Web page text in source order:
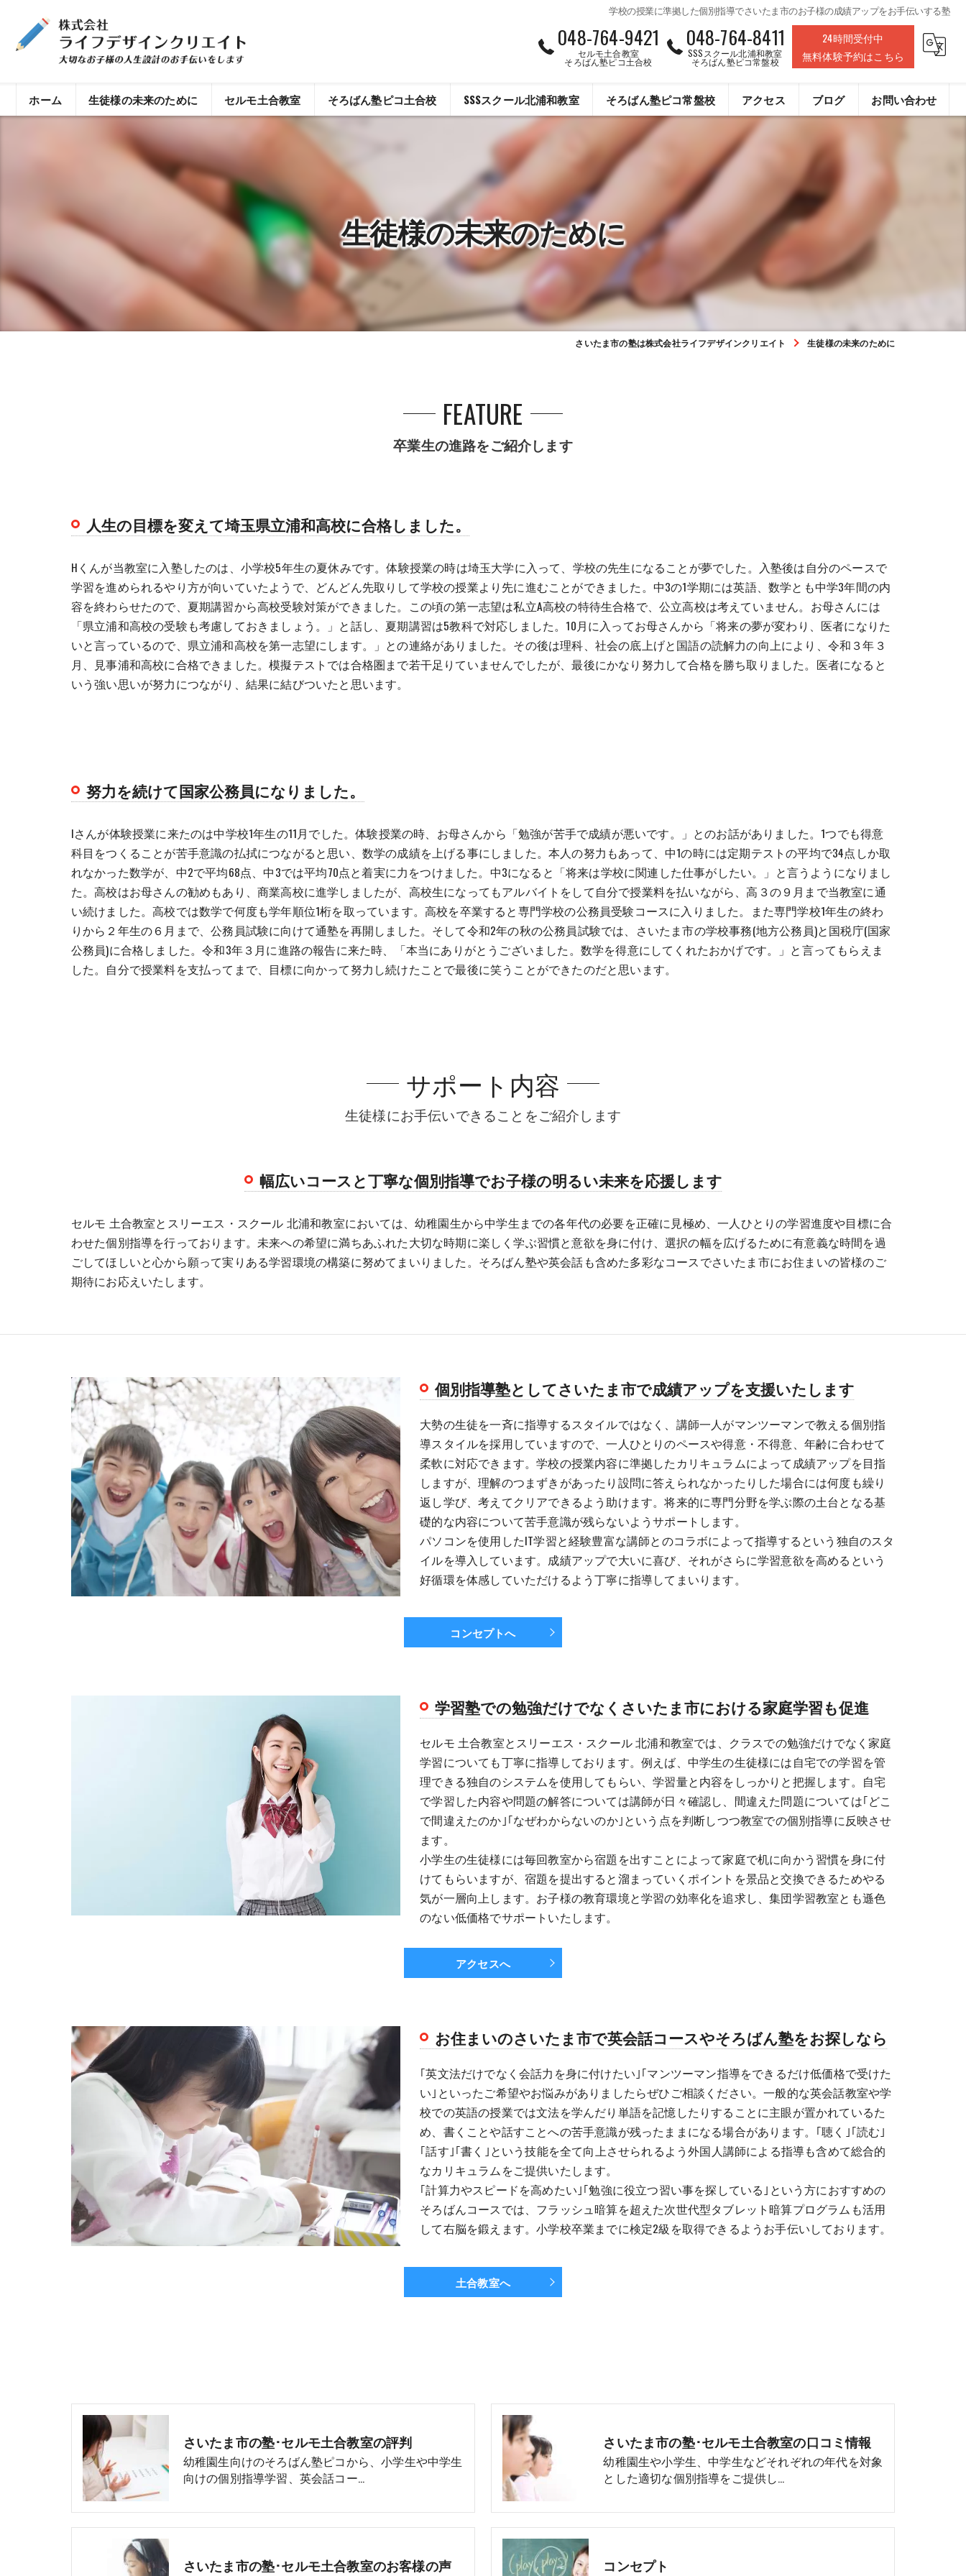
学校の授業に準拠した個別指導でさいたま市のお子様の成績アップをお手伝いする塾
048-764-9421
セルモ土合教室
そろばん塾ピコ土合校
048-764-8411
SSSスクール北浦和教室
そろばん塾ピコ常盤校
24時間受付中
無料体験予約はこちら
ホーム 生徒様の未来のために セルモ土合教室 そろばん塾ピコ土合校 SSSスクール北浦和教室 そろばん塾ピコ常盤校 アクセス
株式会社ライフデザインクリエイト
ブログ お問い合わせ
生徒様の未来のために
さいたま市の塾は株式会社ライフデザインクリエイト 生徒様の未来のために
卒業生の進路をご紹介します
FEATURE
人生の目標を変えて埼玉県立浦和高校に合格しました。
Hくんが当教室に入塾したのは、小学校5年生の夏休みです。体験授業の時は埼玉大学に入って、学校の先生になることが夢でした。入塾後は自分のペースで
学習を進められるやり方が向いていたようで、どんどん先取りして学校の授業より先に進むことができました。中3の1学期には英語、数学とも中学3年間の内
容を終わらせたので、夏期講習から高校受験対策ができました。この頃の第一志望は私立A高校の特待生合格で、公立高校は考えていません。お母さんには
「県立浦和高校の受験も考慮しておきましょう。」と話し、夏期講習は5教科で対応しました。10月に入ってお母さんから「将来の夢が変わり、医者になりた
いと言っているので、県立浦和高校を第一志望にします。」との連絡がありました。その後は理科、社会の底上げと国語の読解力の向上により、令和３年３
月、見事浦和高校に合格できました。模擬テストでは合格圏まで若干足りていませんでしたが、最後にかなり努力して合格を勝ち取りました。医者になると
いう強い思いが努力につながり、結果に結びついたと思います。
努力を続けて国家公務員になりました。
Iさんが体験授業に来たのは中学校1年生の11月でした。体験授業の時、お母さんから「勉強が苦手で成績が悪いです。」とのお話がありました。1つでも得意
科目をつくることが苦手意識の払拭につながると思い、数学の成績を上げる事にしました。本人の努力もあって、中1の時には定期テストの平均で34点しか取
れなかった数学が、中2で平均68点、中3では平均70点と着実に力をつけました。中3になると「将来は学校に関連した仕事がしたい。」と言うようになりまし
た。高校はお母さんの勧めもあり、商業高校に進学しましたが、高校生になってもアルバイトをして自分で授業料を払いながら、高３の９月まで当教室に通
い続けました。高校では数学で何度も学年順位1桁を取っています。高校を卒業すると専門学校の公務員受験コースに入りました。また専門学校1年生の終わ
りから２年生の６月まで、公務員試験に向けて通塾を再開しました。そして令和2年の秋の公務員試験では、さいたま市の学校事務(地方公務員)と国税庁(国家
公務員)に合格しました。令和3年３月に進路の報告に来た時、「本当にありがとうございました。数学を得意にしてくれたおかげです。」と言ってもらえま
した。自分で授業料を支払ってまで、目標に向かって努力し続けたことで最後に笑うことができたのだと思います。
サポート内容
生徒様にお手伝いできることをご紹介します
幅広いコースと丁寧な個別指導でお子様の明るい未来を応援します
セルモ 土合教室とスリーエス・スクール 北浦和教室においては、幼稚園生から中学生までの各年代の必要を正確に見極め、一人ひとりの学習進度や目標に合
わせた個別指導を行っております。未来への希望に満ちあふれた大切な時期に楽しく学ぶ習慣と意欲を身に付け、選択の幅を広げるために有意義な時間を過
ごしてほしいと心から願って実りある学習環境の構築に努めてまいりました。そろばん塾や英会話も含めた多彩なコースでさいたま市にお住まいの皆様のご
期待にお応えいたします。
個別指導塾としてさいたま市で成績アップを支援いたします
大勢の生徒を一斉に指導するスタイルではなく、講師一人がマンツーマンで教える個別指
導スタイルを採用していますので、一人ひとりのペースや得意・不得意、年齢に合わせて
柔軟に対応できます。学校の授業内容に準拠したカリキュラムによって成績アップを目指
しますが、理解のつまずきがあったり設問に答えられなかったりした場合には何度も繰り
返し学び、考えてクリアできるよう助けます。将来的に専門分野を学ぶ際の土台となる基
礎的な内容について苦手意識が残らないようサポートします。
パソコンを使用したIT学習と経験豊富な講師とのコラボによって指導するという独自のスタ
イルを導入しています。成績アップで大いに喜び、それがさらに学習意欲を高めるという
好循環を体感していただけるよう丁寧に指導してまいります。
コンセプトへ
学習塾での勉強だけでなくさいたま市における家庭学習も促進
セルモ 土合教室とスリーエス・スクール 北浦和教室では、クラスでの勉強だけでなく家庭
学習についても丁寧に指導しております。例えば、中学生の生徒様には自宅での学習を管
理できる独自のシステムを使用してもらい、学習量と内容をしっかりと把握します。自宅
で学習した内容や問題の解答については講師が日々確認し、間違えた問題については｢どこ
で間違えたのか｣｢なぜわからないのか｣という点を判断しつつ教室での個別指導に反映させ
ます。
小学生の生徒様には毎回教室から宿題を出すことによって家庭で机に向かう習慣を身に付
けてもらいますが、宿題を提出すると溜まっていくポイントを景品と交換できるためやる
気が一層向上します。お子様の教育環境と学習の効率化を追求し、集団学習教室とも遜色
のない低価格でサポートいたします。
アクセスへ
お住まいのさいたま市で英会話コースやそろばん塾をお探しなら
｢英文法だけでなく会話力を身に付けたい｣｢マンツーマン指導をできるだけ低価格で受けた
い｣といったご希望やお悩みがありましたらぜひご相談ください。一般的な英会話教室や学
校での英語の授業では文法を学んだり単語を記憶したりすることに主眼が置かれているた
め、書くことや話すことへの苦手意識が残ったままになる場合があります。｢聴く｣｢読む｣
｢話す｣｢書く｣という技能を全て向上させられるよう外国人講師による指導も含めて総合的
なカリキュラムをご提供いたします。
｢計算力やスピードを高めたい｣｢勉強に役立つ習い事を探している｣という方におすすめの
そろばんコースでは、フラッシュ暗算を超えた次世代型タブレット暗算プログラムも活用
して右脳を鍛えます。小学校卒業までに検定2級を取得できるようお手伝いしております。
土合教室へ
さいたま市の塾･セルモ土合教室の評判
幼稚園生向けのそろばん塾ピコから、小学生や中学生
向けの個別指導学習、英会話コー…
さいたま市の塾･セルモ土合教室の口コミ情報
幼稚園生や小学生、中学生などそれぞれの年代を対象
とした適切な個別指導をご提供し…
さいたま市の塾･セルモ土合教室のお客様の声 コンセプト